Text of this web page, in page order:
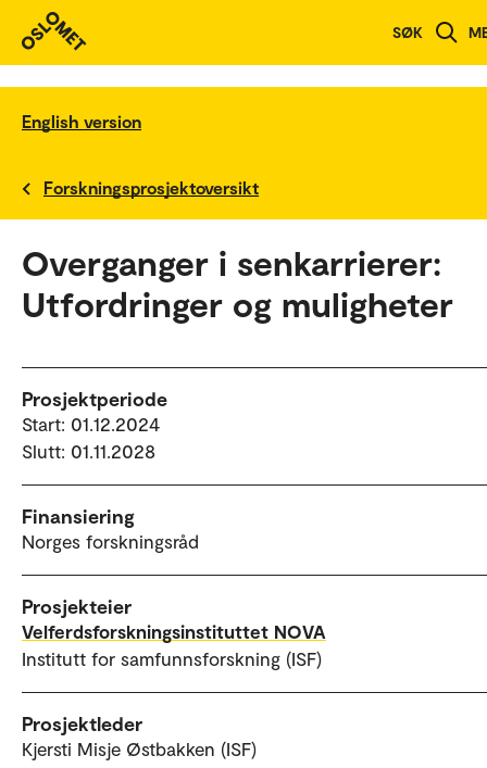
SØK
English version
Forskningsprosjektoversikt
Overganger i senkarrierer:
Utfordringer og muligheter
Prosjektperiode
Start: 01.12.2024
Slutt: 01.11.2028
Finansiering
Norges forskningsråd
Prosjekteier
Velferdsforskningsinstituttet NOVA
Institutt for samfunnsforskning (ISF)
Prosjektleder
Kjersti Misje Østbakken (ISF)